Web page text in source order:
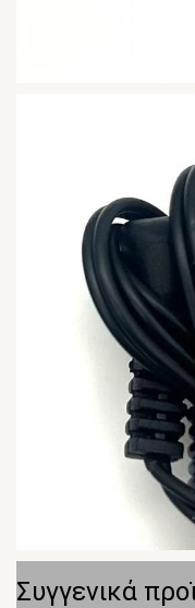
Συγγενικά